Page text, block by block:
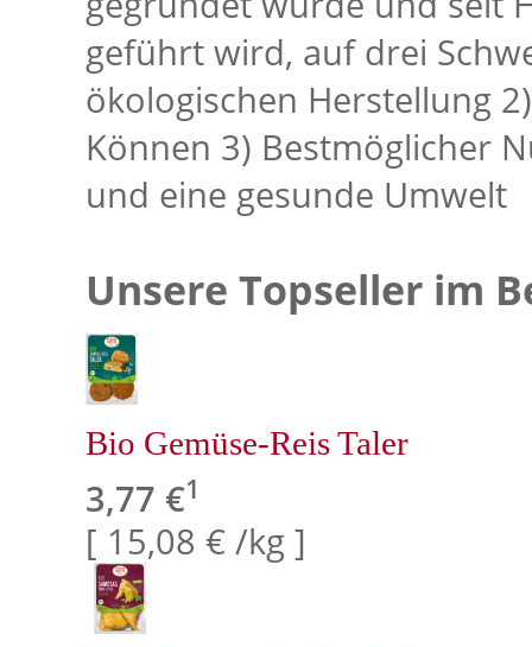
geführt wird, auf drei
ökologischen Herstellung
Können 3) Bestmöglicher
und eine gesunde Umwelt
Unsere Topseller im
Bio Gemüse-Reis Taler
3,77 €1
[ 15,08 € /kg ]